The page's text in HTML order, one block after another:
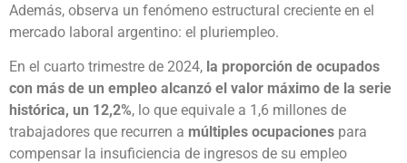
Además, observa un fenómeno estructural creciente en el
mercado laboral argentino: el pluriempleo.
En el cuarto trimestre de 2024, la proporción de ocupados
con más de un empleo alcanzó el valor máximo de la serie
histórica, un 12,2%, lo que equivale a 1,6 millones de
trabajadores que recurren a múltiples ocupaciones para
compensar la insuficiencia de ingresos de su empleo